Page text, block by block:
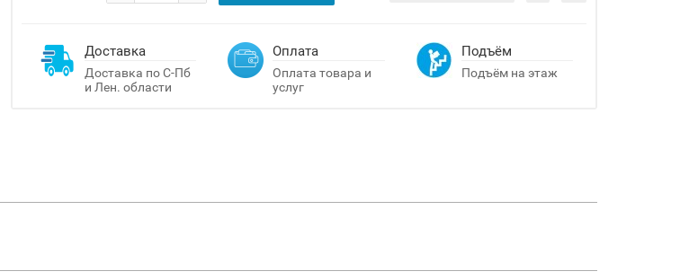
Доставка
Доставка по С-Пб
и Лен. области
Оплата
Оплата товара и
услуг
Подъём
Подъём на этаж